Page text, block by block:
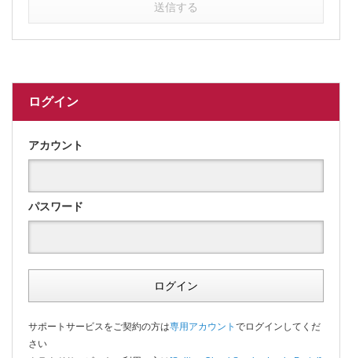
送信する
ログイン
アカウント
パスワード
ログイン
サポートサービスをご契約の方は専用アカウント でログインしてくだ
さい